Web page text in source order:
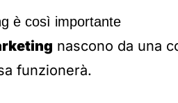
è così importante
nascono da una
funzionerà.